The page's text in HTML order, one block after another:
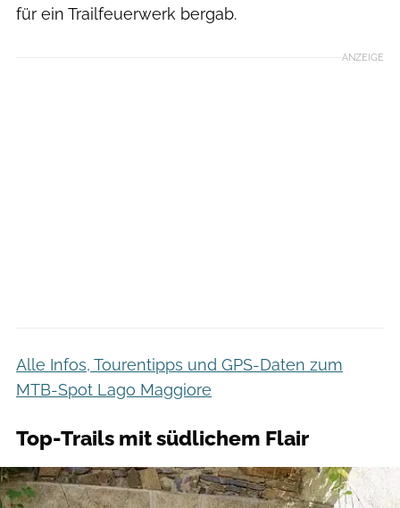
für ein Trailfeuerwerk bergab.
ANZEIGE
Alle Infos, Tourentipps und GPS-Daten zum
MTB-Spot Lago Maggiore
Top-Trails mit südlichem Flair